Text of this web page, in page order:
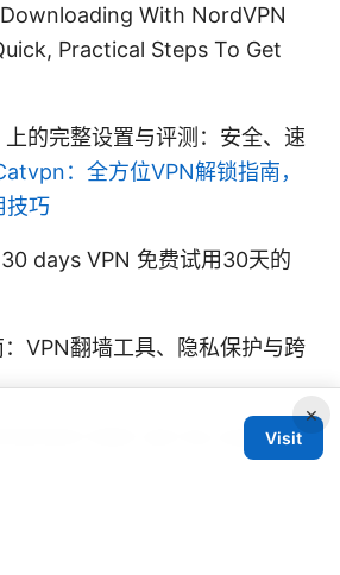
With NordVPN
Practical Steps To Get
的完整设置与评测：安全、速
：全方位VPN解锁指南，
技巧
days VPN 免费试用30天的
VPN翻墙工具、隐私保护与跨
best vpn by uvpn
×
Visit